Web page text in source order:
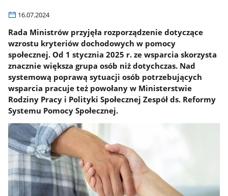
16.07.2024
Rada Ministrów przyjęła rozporządzenie dotyczące
wzrostu kryteriów dochodowych w pomocy
społecznej. Od 1 stycznia 2025 r. ze wsparcia skorzysta
znacznie większa grupa osób niż dotychczas. Nad
systemową poprawą sytuacji osób potrzebujących
wsparcia pracuje też powołany w Ministerstwie
Rodziny Pracy i Polityki Społecznej Zespół ds. Reformy
Systemu Pomocy Społecznej.